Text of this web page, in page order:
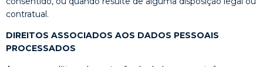
contratual.
DIREITOS ASSOCIADOS AOS DADOS PESSOAIS
PROCESSADOS